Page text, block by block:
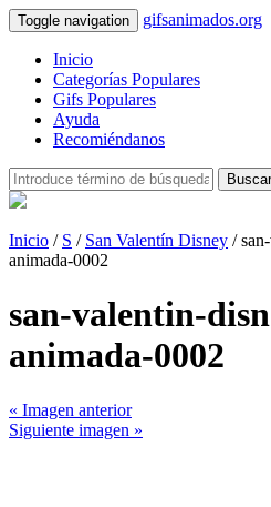
Toggle navigation gifsanimados.org
Inicio
Categorías Populares
Gifs Populares
Ayuda
Recomiéndanos
Buscar
Inicio / S / San Valentín Disney /
animada-0002
san-valentin-
animada-0002
« Imagen anterior
Siguiente imagen »